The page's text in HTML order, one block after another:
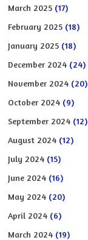
March 2025 (17)
February 2025 (18)
January 2025 (18)
December 2024 (24)
November 2024 (20)
October 2024 (9)
September 2024 (12)
August 2024 (12)
July 2024 (15)
June 2024 (16)
May 2024 (20)
April 2024 (6)
March 2024 (19)